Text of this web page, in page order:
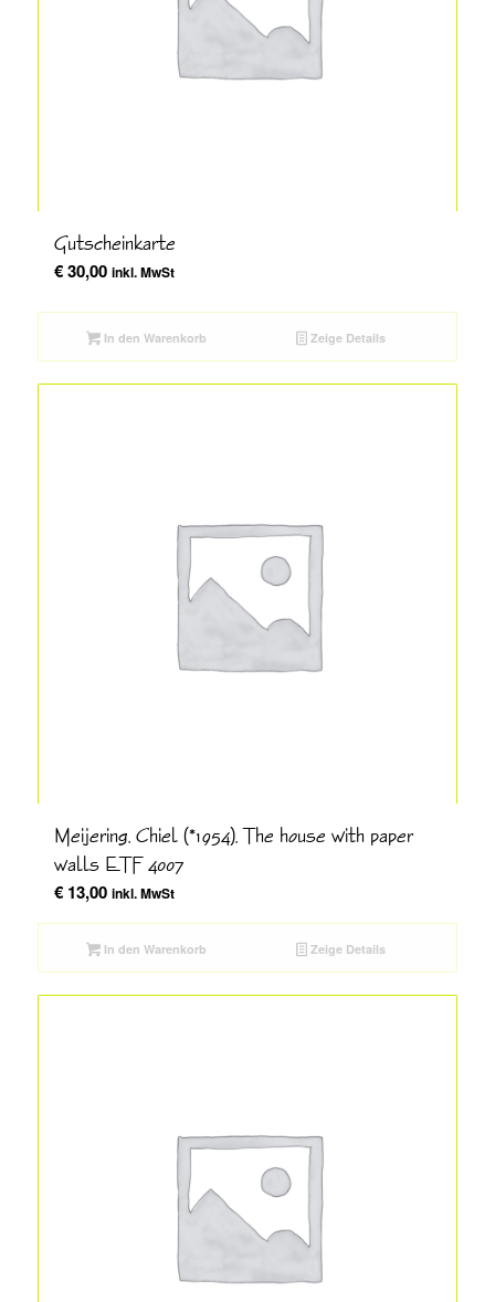
Gutscheinkarte
€30,00 inkl. MwSt
In den Warenkorb Zeige Details
Meijering, Chiel (*1954), The house with paper
walls ETF 4007
€13,00 inkl. MwSt
In den Warenkorb Zeige Details